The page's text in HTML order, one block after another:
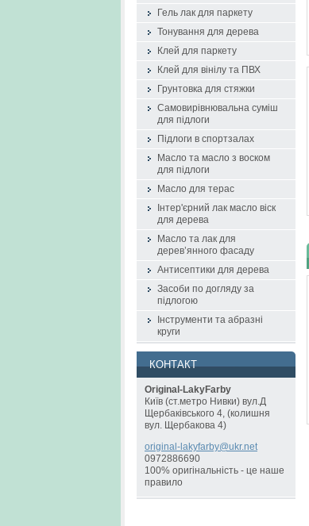
Гель лак для паркету
Тонування для дерева
Клей для паркету
Клей для вінілу та ПВХ
Грунтовка для стяжки
Самовирівнювальна суміш
для підлоги
Підлоги в спортзалах
Масло та масло з воском
для підлоги
Масло для терас
Інтер'єрний лак масло віск
для дерева
Масло та лак для
дерев’янного фасаду
Антисептики для дерева
Засоби по догляду за
підлогою
Інструменти та абразні
круги
КОНТАКТ
Original-LakyFarby
Київ (ст.метро Нивки) вул.Д
Щербаківського 4, (колишня
вул. Щербакова 4)
original -lakyfarby@ukr.net
0972886690
100% оригінальність - це наше
правило